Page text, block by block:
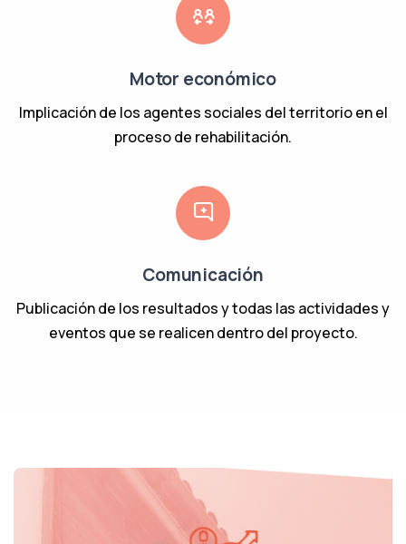
Motor económico
Implicación de los agentes sociales del territorio en el
proceso de rehabilitación.
Comunicación
Publicación de los resultados y todas las actividades y
eventos que se realicen dentro del proyecto.